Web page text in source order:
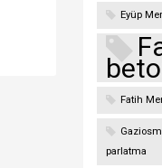
Eyüp
Fatih
parlatma